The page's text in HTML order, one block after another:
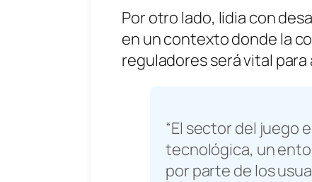
Por otro lado, lidia con
en un contexto donde la
reguladores será vital
“El sector del juego
tecnológica, un
por parte de los